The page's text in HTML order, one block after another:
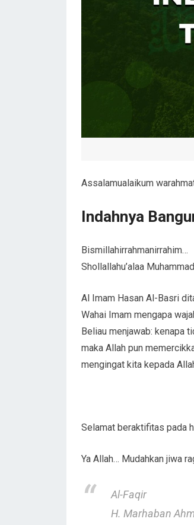
Assalamualaikum
Indahnya
Bismillahirrahmanirrahim…
Shollallahu’alaa
Al Imam Hasan Al-Basri
Wahai Imam mengapa
Beliau menjawab: kenapa
maka Allah pun
mengingat kita kepada
Selamat beraktifitas pada
Ya Allah… Mudahkan jiwa
Al-Faqir
H. Marhaban